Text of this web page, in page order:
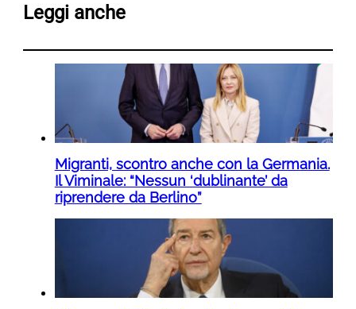
Leggi anche
Migranti, scontro anche con la Germania.
Il Viminale: “Nessun ‘dublinante’ da
riprendere da Berlino”